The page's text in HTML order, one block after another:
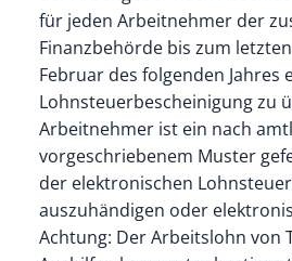
für jeden Arbeitnehmer der
Finanzbehörde bis zum
Februar des folgenden Jahres
Lohnsteuerbescheinigung zu
Arbeitnehmer ist ein nach
vorgeschriebenem Muster
der elektronischen
auszuhändigen oder
Achtung: Der Arbeitslohn von